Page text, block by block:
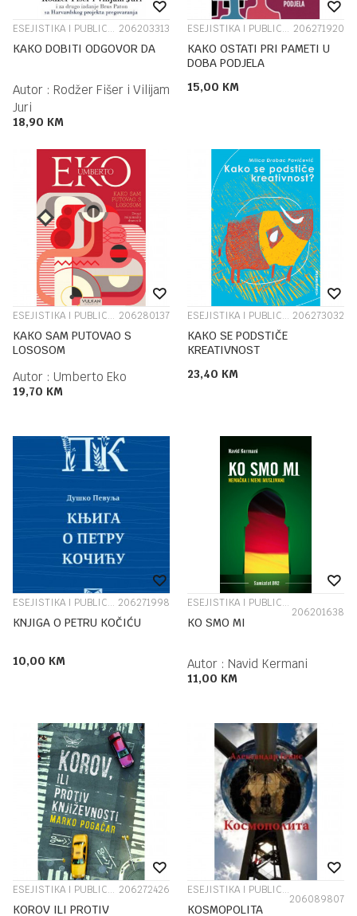
ESEJISTIKA I PUBLICISTIKA 206203313
KAKO DOBITI ODGOVOR DA
Autor : Rodžer Fišer i Vilijam
Juri
18,90 KM
ESEJISTIKA I PUBLICISTIKA 206271920
KAKO OSTATI PRI PAMETI U
DOBA PODJELA
15,00 KM
ESEJISTIKA I PUBLICISTIKA 206280137
KAKO SAM PUTOVAO S
LOSOSOM
Autor : Umberto Eko
19,70 KM
ESEJISTIKA I PUBLICISTIKA 206273032
KAKO SE PODSTIČE
KREATIVNOST
23,40 KM
ESEJISTIKA I PUBLICISTIKA 206271998
KNJIGA O PETRU KOČIĆU
10,00 KM
ESEJISTIKA I PUBLICISTIKA
206201638
KO SMO MI
Autor : Navid Kermani
11,00 KM
ESEJISTIKA I PUBLICISTIKA 206272426
KOROV ILI PROTIV
ESEJISTIKA I PUBLICISTIKA
206089807
KOSMOPOLITA